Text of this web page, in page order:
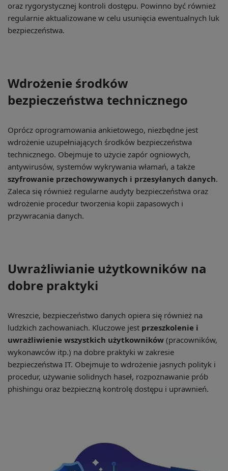
oraz rygorystycznej kontroli dostępu. Powinno być również
regularnie aktualizowane w celu usunięcia ewentualnych luk
bezpieczeństwa.
Wdrożenie środków
bezpieczeństwa technicznego
Oprócz oprogramowania ankietowego, niezbędne jest
wdrożenie uzupełniających środków bezpieczeństwa
technicznego. Obejmuje to użycie zapór ogniowych,
antywirusów, systemów wykrywania włamań, a także
szyfrowanie przechowywanych i przesyłanych danych.
Zaleca się również regularne audyty bezpieczeństwa oraz
wdrożenie procedur tworzenia kopii zapasowych i
przywracania danych.
Uwrażliwianie użytkowników na
dobre praktyki
Wreszcie, bezpieczeństwo danych opiera się również na
ludzkich zachowaniach. Kluczowe jest przeszkolenie i
uwrażliwienie wszystkich użytkowników (pracowników,
wykonawców itp.) na dobre praktyki w zakresie
bezpieczeństwa IT. Obejmuje to wdrożenie jasnych polityk i
procedur, używanie solidnych haseł, rozpoznawanie prób
phishingu oraz bezpieczną kontrolę dostępu i uprawnień.